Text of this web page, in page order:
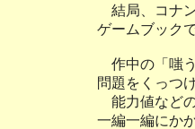
結局、コナ
ゲームブック
作中の「嗤
問題をくっつ
能力値など
一編一編にか